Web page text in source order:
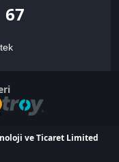
67
ve Ticaret Limited